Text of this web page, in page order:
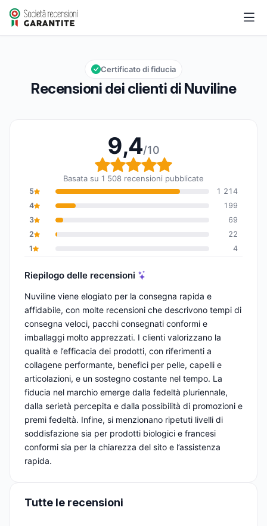
Nuviline
Valutazione globale: 9,4 su 10
9,4/10
Recensioni dei clienti di Nuviline
Certificato di fiducia
9,4/10
Valutazione globale:
Basata su 1 508 recensioni pubblicate
5
1 214
4
199
3
69
2
22
1
4
Riepilogo delle recensioni
Nuviline viene elogiato per la consegna rapida e
affidabile, con molte recensioni che descrivono tempi di
consegna veloci, pacchi consegnati conformi e
imballaggi molto apprezzati. I clienti valorizzano la
qualità e l’efficacia dei prodotti, con riferimenti a
collagene performante, benefici per pelle, capelli e
articolazioni, e un sostegno costante nel tempo. La
fiducia nel marchio emerge dalla fedeltà pluriennale,
dalla serietà percepita e dalla possibilità di promozioni e
premi fedeltà. Infine, si menzionano ripetuti livelli di
soddisfazione sia per prodotti biologici e francesi
conformi sia per la chiarezza del sito e l’assistenza
rapida.
Tutte le recensioni